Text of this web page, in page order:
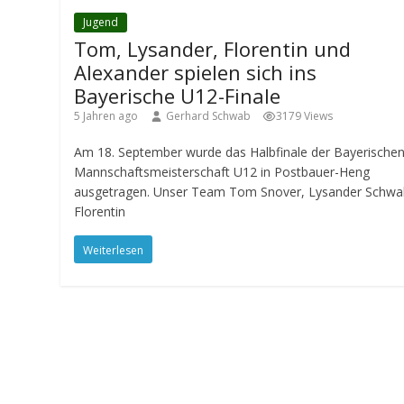
Jugend
Tom, Lysander, Florentin und
Alexander spielen sich ins
Bayerische U12-Finale
5 Jahren ago Gerhard Schwab 3179 Views
Am 18. September wurde das Halbfinale der
Mannschaftsmeisterschaft U12 in Postbauer-Heng
ausgetragen. Unser Team Tom Snover, Lysander
Florentin
Weiterlesen